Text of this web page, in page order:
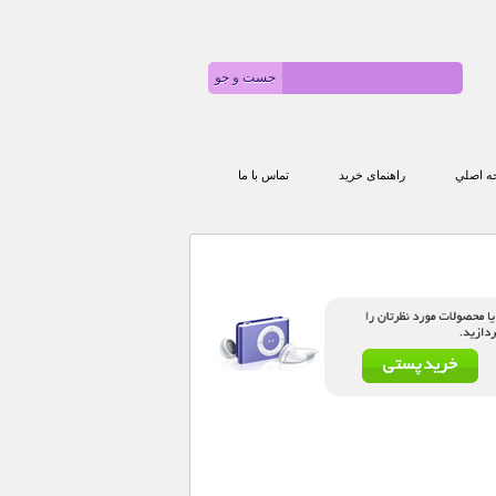
اصلي راهنمای خرید تماس با ما